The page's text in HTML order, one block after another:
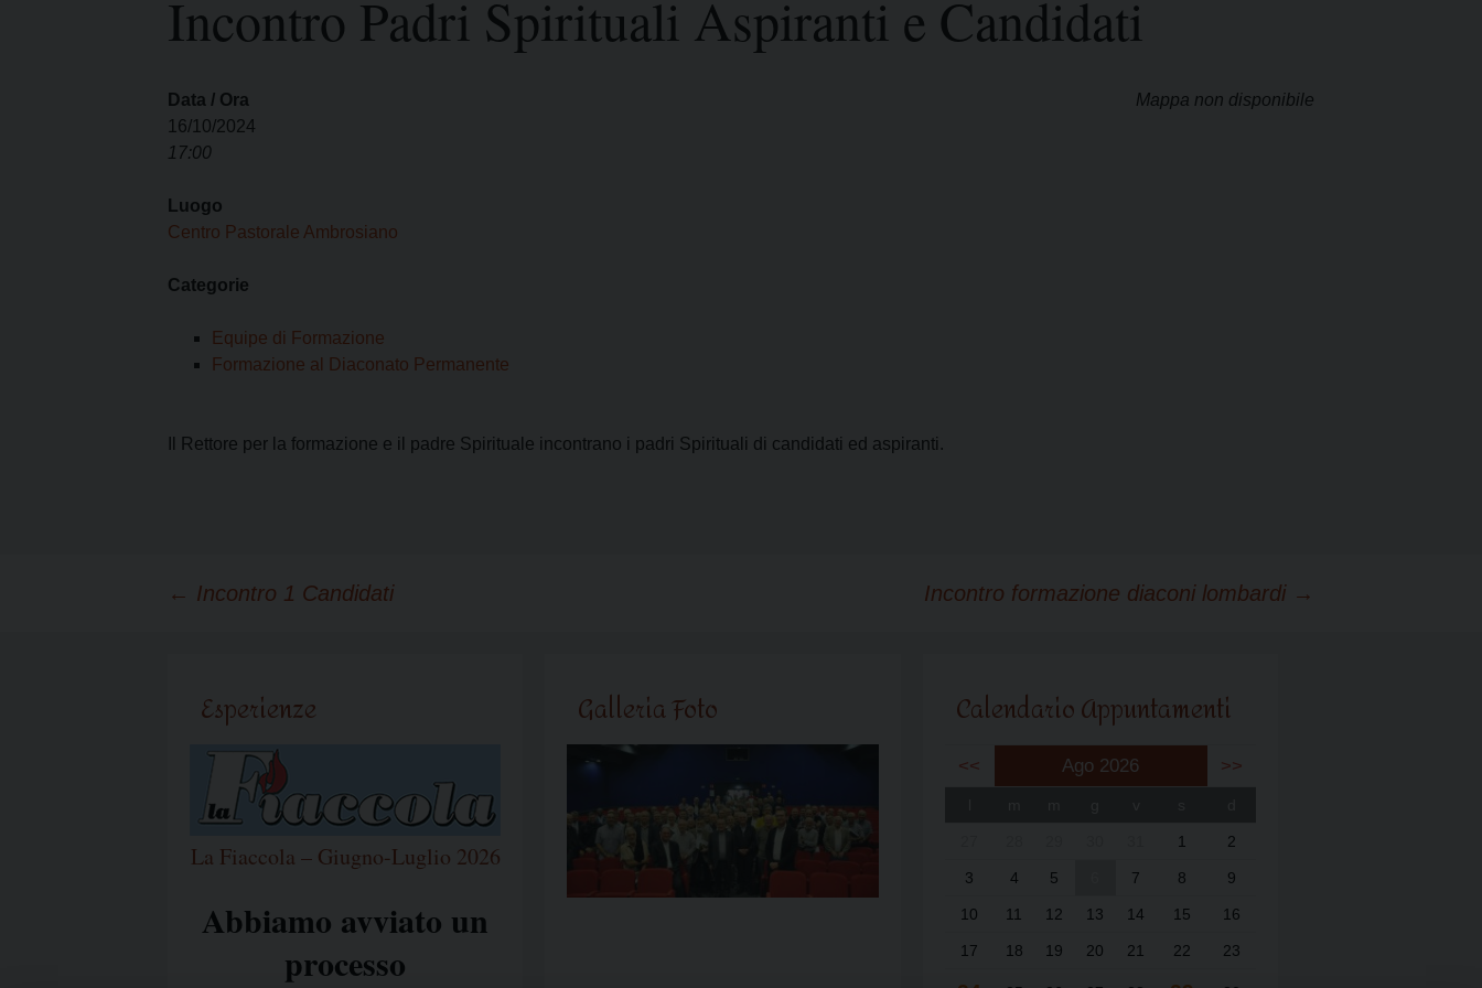
Può esserlo un uomo
sposato?
I passi della
formazione
Convegni Regionali
Testi Magisteriali
Incontro Padri Spirituali Aspiranti e Candidati
Mappa non disponibile
Data / Ora
16/10/2024
17:00
Luogo
Centro Pastorale Ambrosiano
Categorie
Equipe di Formazione
Formazione al Diaconato Permanente
Il Rettore per la formazione e il padre Spirituale incontrano i padri Spirituali di candidati ed aspiranti.
Navigazione
← Incontro 1 Candidati Incontro formazione diaconi lombardi →
Esperienze
La Fiaccola – Giugno-Luglio 2026
Abbiamo avviato un
processo
Galleria Foto Calendario Appuntamenti
<< Ago 2026 >>
1 2
3 4 5 7 8 9
10 11 12 13 14 15 16
17 18 19 20 21 22 23